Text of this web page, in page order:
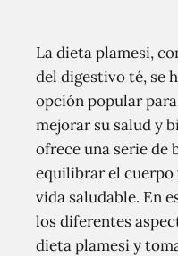
La dieta plamesi,
del digestivo té, se
opción popular
mejorar su salud y
ofrece una serie de
equilibrar el
vida saludable. En
los diferentes
dieta plamesi y